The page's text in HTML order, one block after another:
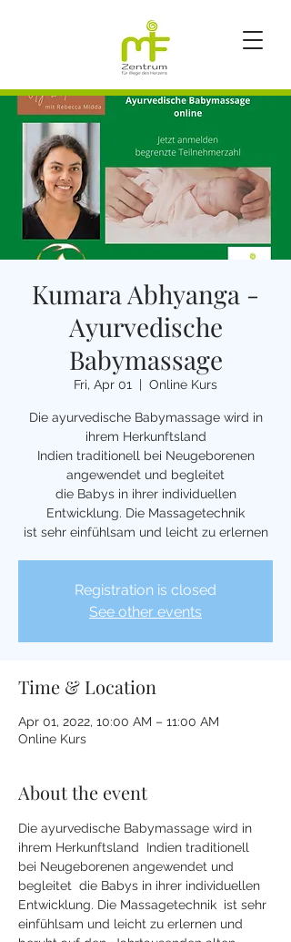
Kumara Abhyanga -
Ayurvedische
Babymassage
Fri, Apr 01
  |
Online Kurs
Die ayurvedische Babymassage wird in
ihrem Herkunftsland
Indien traditionell bei Neugeborenen
angewendet und begleitet
die Babys in ihrer individuellen
Entwicklung. Die Massagetechnik
ist sehr einfühlsam und leicht zu erlernen
Registration is closed
See other events
Time & Location
Apr 01, 2022, 10:00 AM – 11:00 AM
Online Kurs
About the event
Die ayurvedische Babymassage wird in
ihrem Herkunftsland  Indien traditionell
bei Neugeborenen angewendet und
begleitet  die Babys in ihrer individuellen
Entwicklung. Die Massagetechnik  ist sehr
einfühlsam und leicht zu erlernen und